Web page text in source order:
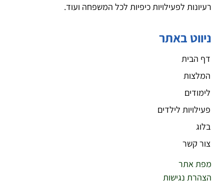
רעיונות לפעילויות כיפיות לכל המשפחה ועוד.
ניווט באתר
דף הבית
המלצות
לימודים
פעילויות לילדים
בלוג
צור קשר
מפת אתר
הצהרת נגישות